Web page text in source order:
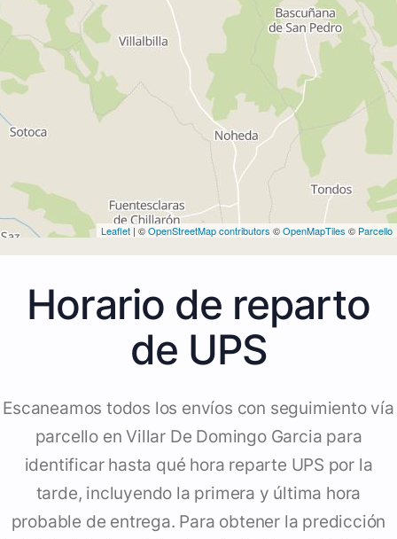
Leaflet | ©OpenStreetMap contributors ©OpenMapTiles © Parcello
Horario de reparto
de UPS
Escaneamos todos los envíos con seguimiento vía
parcello en Villar De Domingo Garcia para
identificar hasta qué hora reparte UPS por la
tarde, incluyendo la primera y última hora
probable de entrega. Para obtener la predicción